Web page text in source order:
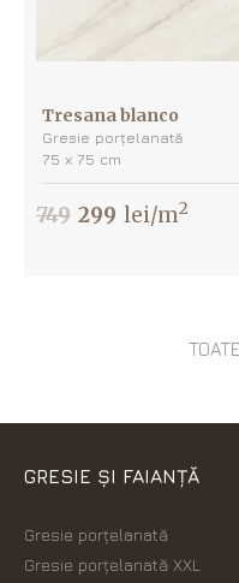
Tresana blanco
Gresie porțelanată
75 х 75 cm
749 299 lei/m2
GRESIE ȘI FAIANȚĂ
Gresie porțelanată
Gresie porțelanată XXL